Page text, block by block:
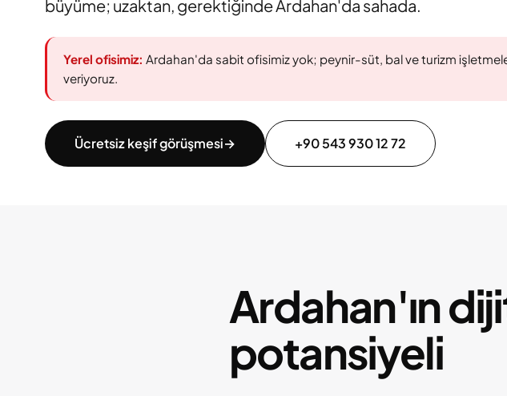
büyüme; uzaktan, gerektiğinde Ardahan'da sahada.
Yerel ofisimiz: Ardahan'da sabit ofisimiz yok; peynir-süt, bal ve turizm
veriyoruz.
Ücretsiz keşif görüşmesi→ +90 543 930 12 72
Ardahan'ın
potansiyeli